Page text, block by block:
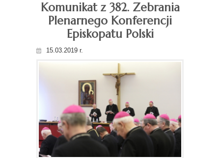
Komunikat z 382. Zebrania
Plenarnego Konferencji
Episkopatu Polski
15.03.2019 r.